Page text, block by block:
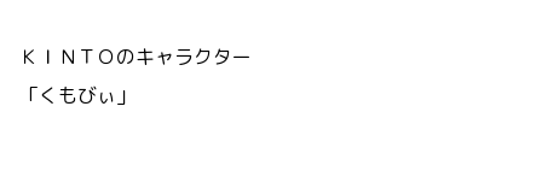
ＫＩＮＴＯのキャラクター
「くもびぃ」